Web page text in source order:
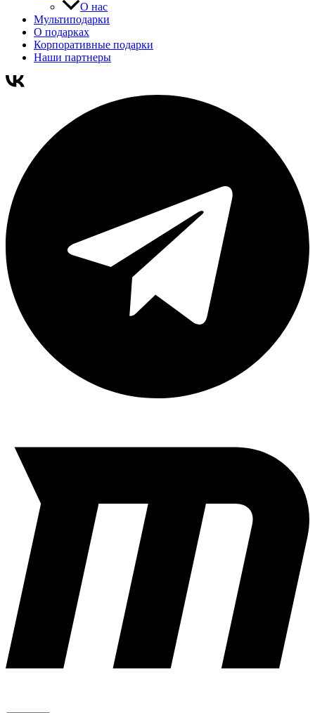
О нас
Мультиподарки
О подарках
Корпоративные подарки
Наши партнеры